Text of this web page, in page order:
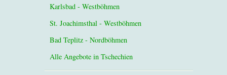
Karlsbad - Westböhmen
St. Joachimsthal - Westböhmen
Bad Teplitz - Nordböhmen
Alle Angebote in Tschechien